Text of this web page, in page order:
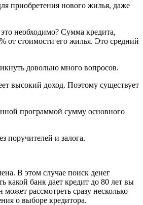
приобретения нового жилья, даже
необходимо? Сумма кредита,
от стоимости его жилья. Это средний
довольно много вопросов.
высокий доход. Поэтому существует
программой сумму основного
поручителей и залога.
В этом случае поиск денег
какой банк дает кредит до 80 лет вы
рассмотреть сразу несколько
о выборе кредитора.